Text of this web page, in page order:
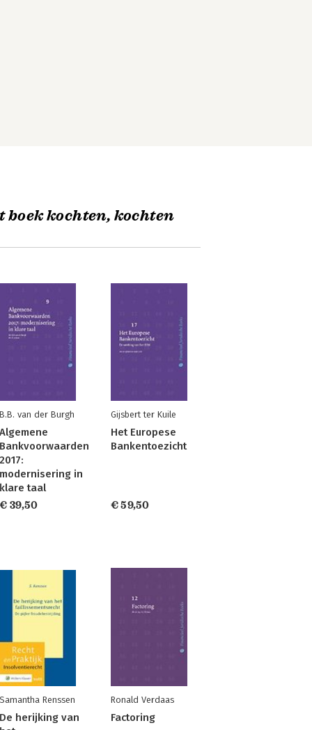
boek kochten, kochten
B.B. van der Burgh
Algemene
Bankvoorwaarden
2017:
modernisering in
klare taal
€ 39,50
Gijsbert ter Kuile
Het Europese
Bankentoezicht
€ 59,50
Samantha Renssen
De herijking van
Ronald Verdaas
Factoring